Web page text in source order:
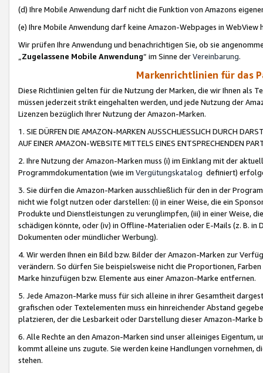
(d) Ihre Mobile Anwendung darf nicht die Funktion von Amazons
(e) Ihre Mobile Anwendung darf keine Amazon-Webpages in WebView
Wir prüfen Ihre Anwendung und benachrichtigen Sie, ob sie
„Zugelassene Mobile Anwendung“ im Sinne derVereinbarung.
Markenrichtlinien für das
Diese Richtlinien gelten für die Nutzung der Marken, die wir Ihnen als
müssen jederzeit strikt eingehalten werden, und jede Nutzung der
Lizenzen bezüglich Ihrer Nutzung der Amazon-Marken.
1. SIE DÜRFEN DIE AMAZON-MARKEN AUSSCHLIESSLICH DURCH
AUF EINER AMAZON-WEBSITE MITTELS EINES ENTSPRECHENDEN
2. Ihre Nutzung der Amazon-Marken muss (i) im Einklang mit der
Programmdokumentation (wie im Vergütungskatalog definiert)
3. Sie dürfen die Amazon-Marken ausschließlich für den in der
nicht wie folgt nutzen oder darstellen: (i) in einer Weise, die ein
Produkte und Dienstleistungen zu verunglimpfen, (iii) in einer Weise,
schädigen könnte, oder (iv) in Offline-Materialien oder E-Mails (z. B. in
Dokumenten oder mündlicher Werbung).
4. Wir werden Ihnen ein Bild bzw. Bilder der Amazon-Marken zur
verändern. So dürfen Sie beispielsweise nicht die Proportionen,
Marke hinzufügen bzw. Elemente aus einer Amazon-Marke entfernen.
5. Jede Amazon-Marke muss für sich alleine in ihrer Gesamtheit
grafischen oder Textelementen muss ein hinreichender Abstand
platzieren, der die Lesbarkeit oder Darstellung dieser Amazon-Marke
6. Alle Rechte an den Amazon-Marken sind unser alleiniges
kommt alleine uns zugute. Sie werden keine Handlungen vornehmen,
stehen.